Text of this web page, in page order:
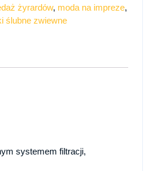
żyrardów, moda na impreze,
ślubne zwiewne
systemem filtracji,